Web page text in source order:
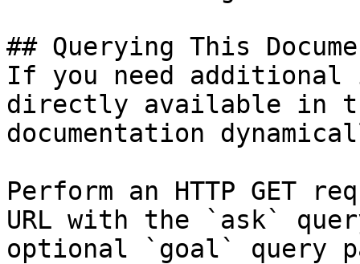
## Querying This
If you need
directly available in
documentation
Perform an HTTP GET
URL with the `ask`
optional `goal` query